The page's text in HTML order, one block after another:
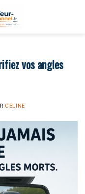
vos angles
CÉLINE